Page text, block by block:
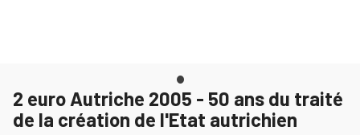
2 euro Autriche 2005 - 50 ans du traité
de la création de l'Etat autrichien